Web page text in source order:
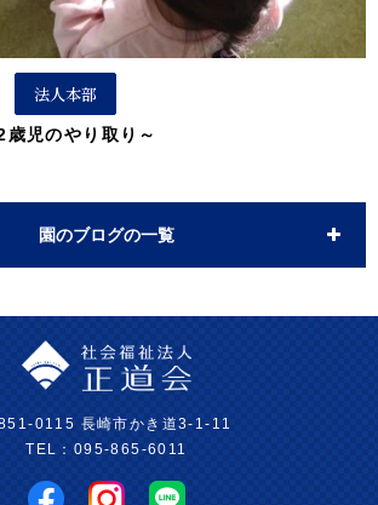
法人本部
児のやり取り～
園のブログの一覧
0115 長崎市かき道3-1-11
TEL：095-865-6011